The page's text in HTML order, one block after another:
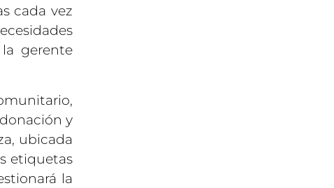
cada vez
gerente
y
ubicada
etiquetas
la